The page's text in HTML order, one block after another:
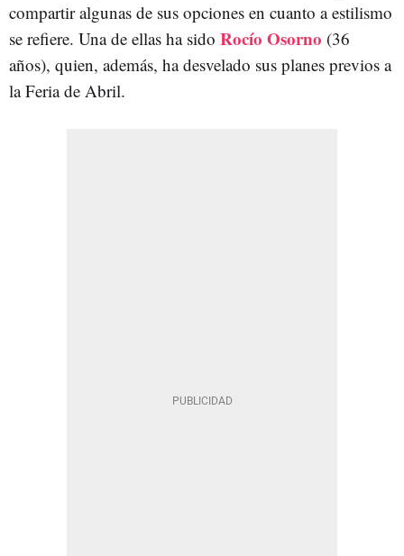
compartir algunas de sus opciones en cuanto a estilismo
se refiere. Una de ellas ha sido Rocío Osorno (36
años), quien, además, ha desvelado sus planes previos a
la Feria de Abril.